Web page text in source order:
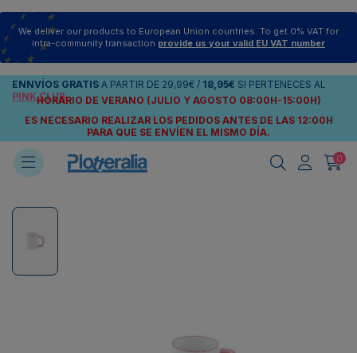
We deliver our products to European Union countries. To get 0% VAT for
intra-community transaction provide us your valid EU VAT number
ENNVÍOS GRATIS A PARTIR DE 29,99€ / 18,95€ SI PERTENECES AL
PINK CLUB
HORARIO DE VERANO (JULIO Y AGOSTO 08:00H-15:00H)
ES NECESARIO REALIZAR LOS PEDIDOS ANTES DE LAS 12:00H
PARA QUE SE ENVÍEN EL MISMO DÍA.
0